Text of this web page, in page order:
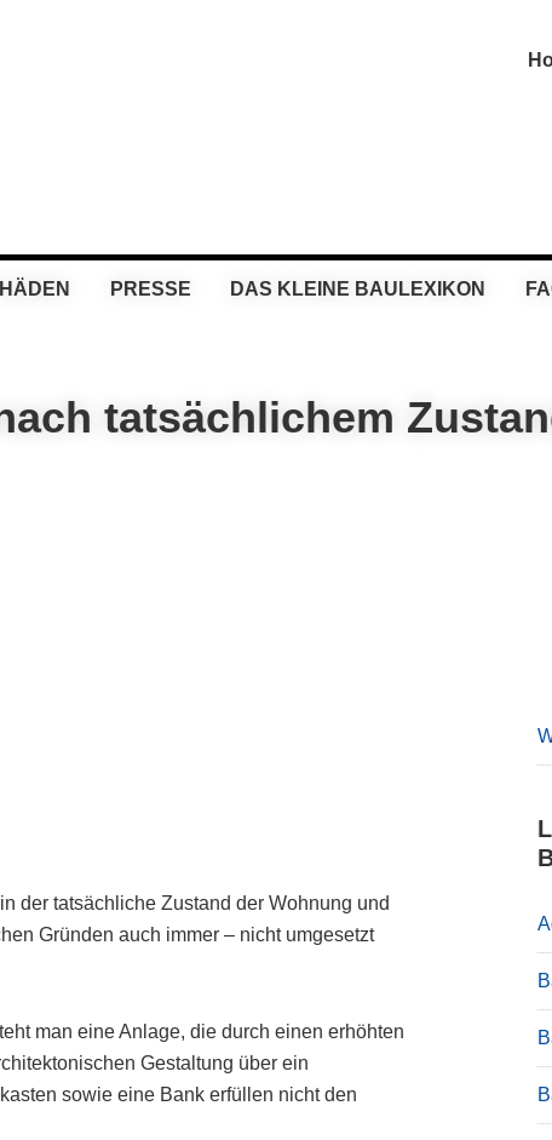
PRESSE DAS KLEINE BAULEXIKON
tatsächlichem
der tatsächliche Zustand der Wohnung und
Gründen auch immer – nicht umgesetzt
man eine Anlage, die durch einen erhöhten
Gestaltung über ein
sowie eine Bank erfüllen nicht den